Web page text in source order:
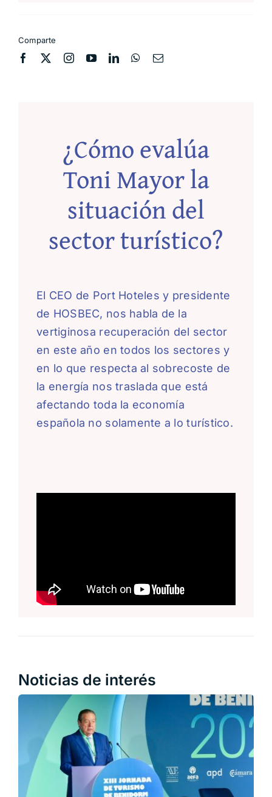
Comparte
¿Cómo evalúa
Toni Mayor la
situación del
sector turístico?
El CEO de Port Hoteles y presidente
de HOSBEC, nos habla de la
vertiginosa recuperación del sector
en este año en todos los sectores y
en lo que respecta al sobrecoste de
la energía nos traslada que está
afectando toda la economía
española no solamente a lo turístico.
Noticias de interés